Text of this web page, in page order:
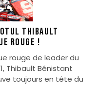
Thibault
rouge !
rouge de leader du
Thibault Bénistant
toujours en tête du